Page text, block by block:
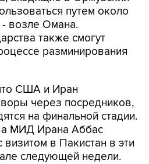
путем около
возле Омана.
также смогут
разминирования
США и Иран
через посредников,
на финальной стадии.
МИД Ирана Аббас
визитом в Пакистан в эти
следующей недели.